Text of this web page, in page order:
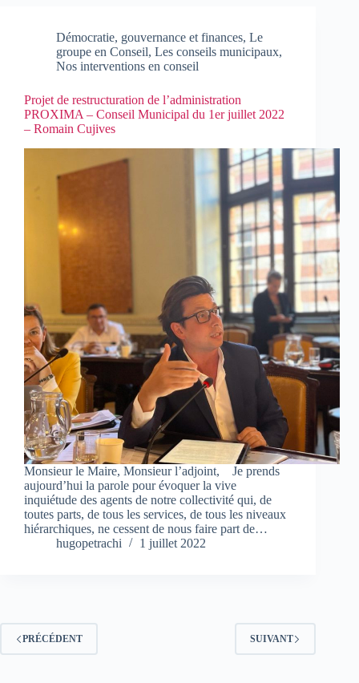
Démocratie, gouvernance et finances, Le
groupe en Conseil, Les conseils municipaux,
Nos interventions en conseil
Projet de restructuration de l’administration
PROXIMA – Conseil Municipal du 1er juillet 2022
– Romain Cujives
Monsieur le Maire, Monsieur l’adjoint, Je prends
aujourd’hui la parole pour évoquer la vive
inquiétude des agents de notre collectivité qui, de
toutes parts, de tous les services, de tous les niveaux
hiérarchiques, ne cessent de nous faire part de…
hugopetrachi
1 juillet 2022
PRÉCÉDENT SUIVANT